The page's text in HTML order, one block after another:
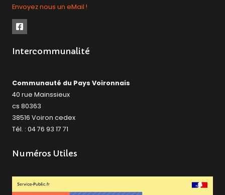
Envoyez nous un eMail !
Intercommunalité
Communauté du Pays Voironnais
40 rue Mainssieux
cs 80363
38516 Voiron cedex
Tél. : 04 76 93 17 71
Numéros Utiles